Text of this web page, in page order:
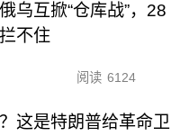
乌互掀“仓库战”，28
不住
阅读 6124
这是特朗普给革命卫